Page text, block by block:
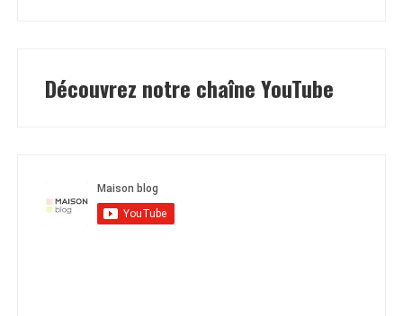
Découvrez notre chaîne YouTube